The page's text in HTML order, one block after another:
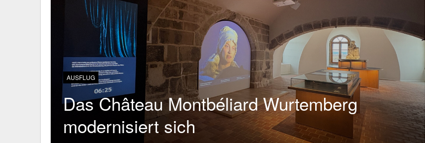
AUSFLUG
Das Château Montbéliard Wurtemberg
modernisiert sich